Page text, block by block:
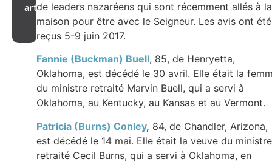
article
de leaders nazaréens qui sont récemment allés à la
maison pour être avec le Seigneur. Les avis ont été
reçus 5-9 juin 2017.
Fannie (Buckman) Buell, 85, de Henryetta,
Oklahoma, est décédé le 30 avril. Elle était la
du ministre retraité Marvin Buell, qui a servi à
Oklahoma, au Kentucky, au Kansas et au Vermont.
Patricia (Burns) Conley, 84, de Chandler, Arizona,
est décédé le 14 mai. Elle était la veuve du ministre
retraité Cecil Burns, qui a servi à Oklahoma, en